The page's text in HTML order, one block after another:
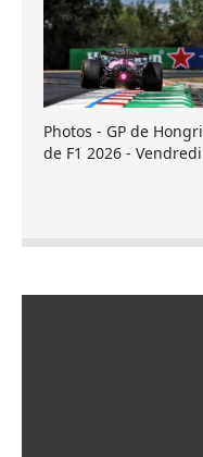
Photos - GP de
de F1 2026 - Vendredi